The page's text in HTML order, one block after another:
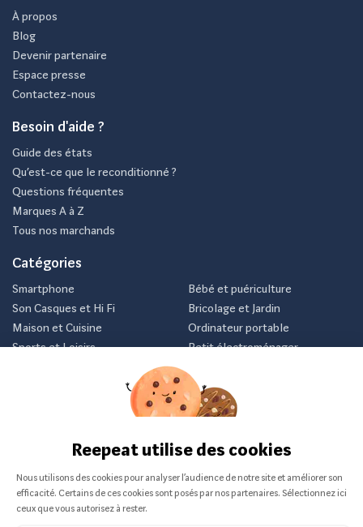
À propos
Blog
Devenir partenaire
Espace presse
Contactez-nous
Besoin d'aide ?
Guide des états
Qu’est-ce que le reconditionné ?
Questions fréquentes
Marques A à Z
Tous nos marchands
Catégories
Smartphone
Son Casques et Hi Fi
Maison et Cuisine
Sports et Loisirs
Bébé et puériculture
Bricolage et Jardin
Ordinateur portable
Petit électroménager
Je m'abonne
Nous ne communiquerons jamais votre e-mail.